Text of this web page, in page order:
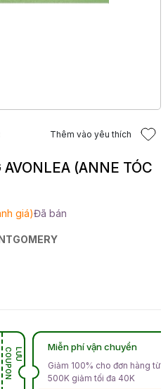
Thêm vào yêu thích
(ANNE TÓC
giá)Đã bán
L
Ư
U
C
O
U
P
O
N
Miễn phí vận chuyển
Giảm 100% cho đơn hàng từ
500K giảm tối đa 40K